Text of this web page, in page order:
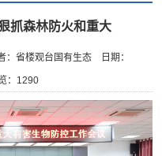
抓森林防火和重大
：省楼观台国有生态 日期：
： 1290